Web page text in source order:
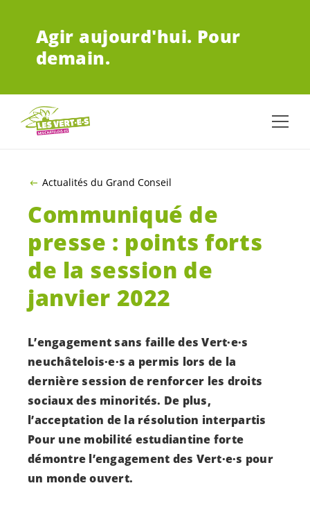
Agir aujourd'hui. Pour
demain.
Actualités du Grand Conseil
Communiqué de
presse : points forts
de la session de
janvier 2022
L’engagement sans faille desVert·e·s
neuchâtelois·e·s a permis lors de la
dernière session de renforcer les droits
sociaux des minorités. De plus,
l’acceptation de la résolution interpartis
Pour une mobilité estudiantine forte
démontre l’engagement des Vert·e·s pour
un monde ouvert.